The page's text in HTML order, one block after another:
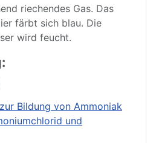
riechendes Gas. Das
färbt sich blau. Die
wird feucht.